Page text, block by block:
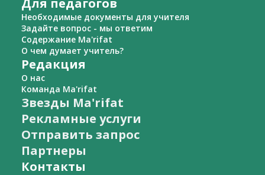
Для педагогов
Необходимые документы для учителя
Задайте вопрос - мы ответим
Содержание Ma'rifat
О чем думает учитель?
Редакция
О нас
Команда Ma'rifat
Звезды Ma'rifat
Рекламные услуги
Отправить запрос
Партнеры
Контакты